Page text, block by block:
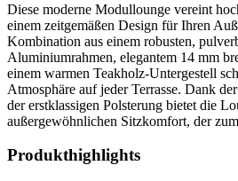
Diese moderne Modullounge vereint
einem zeitgemäßen Design für Ihren
Kombination aus einem robusten,
Aluminiumrahmen, elegantem 14 mm
einem warmen Teakholz-Untergestell
Atmosphäre auf jeder Terrasse. Dank
der erstklassigen Polsterung bietet die
außergewöhnlichen Sitzkomfort, der
Produkthighlights